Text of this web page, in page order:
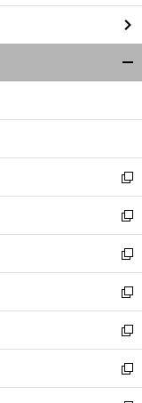
し
い
ウ
ィ
ン
ウ
開
く
新
し
い
ウ
ィ
ン
ド
ウ
で
開
く
新
し
い
ウ
ィ
ン
ド
ウ
で
開
新
し
い
ウ
ィ
ン
ド
ウ
新
し
い
ウ
ィ
ン
新
し
い
ウ
新
し